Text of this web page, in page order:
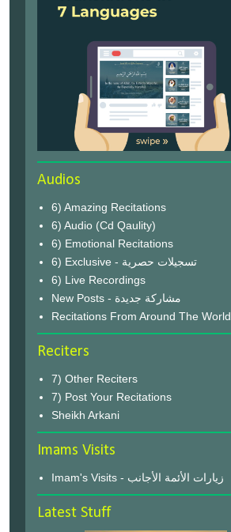
Audios
6) Amazing Recitations
6) Audio (Cd Qaulity)
6) Emotional Recitations
6) Exclusive - تسجيلات حصرية
6) Live Recordings
New Posts - مشاركة جديدة
Recitations From Around The World
Reciters
7) Other Reciters
7) Post Your Recitations
Sheikh Arkani
Imams Visits
Imam's Visits - زيارات الأئمة الأجانب
Latest Stuff